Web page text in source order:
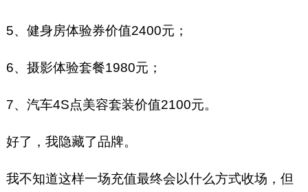
5、健身房体验券价值2400元；
6、摄影体验套餐1980元；
7、汽车4S点美容套装价值2100元。
好了，我隐藏了品牌。
我不知道这样一场充值最终会以什么方式收场，但